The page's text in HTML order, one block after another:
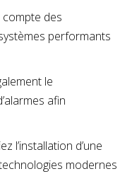
des
performants
le
afin
l’installation d’une
modernes